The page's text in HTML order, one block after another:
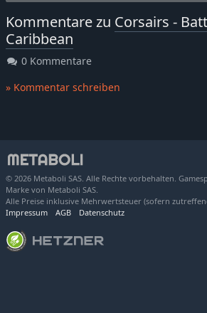
Kommentare zu Corsairs -
Caribbean
0 Kommentare
» Kommentar schreiben
© 2026 Metaboli SAS. Alle Rechte vorbehalten.
Marke von Metaboli SAS.
Alle Preise inklusive Mehrwertsteuer (sofern
Impressum
AGB Datenschutz